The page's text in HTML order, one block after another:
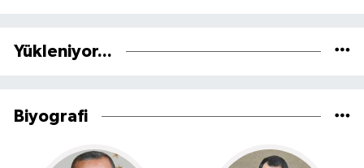
Yükleniyor...
Biyografi